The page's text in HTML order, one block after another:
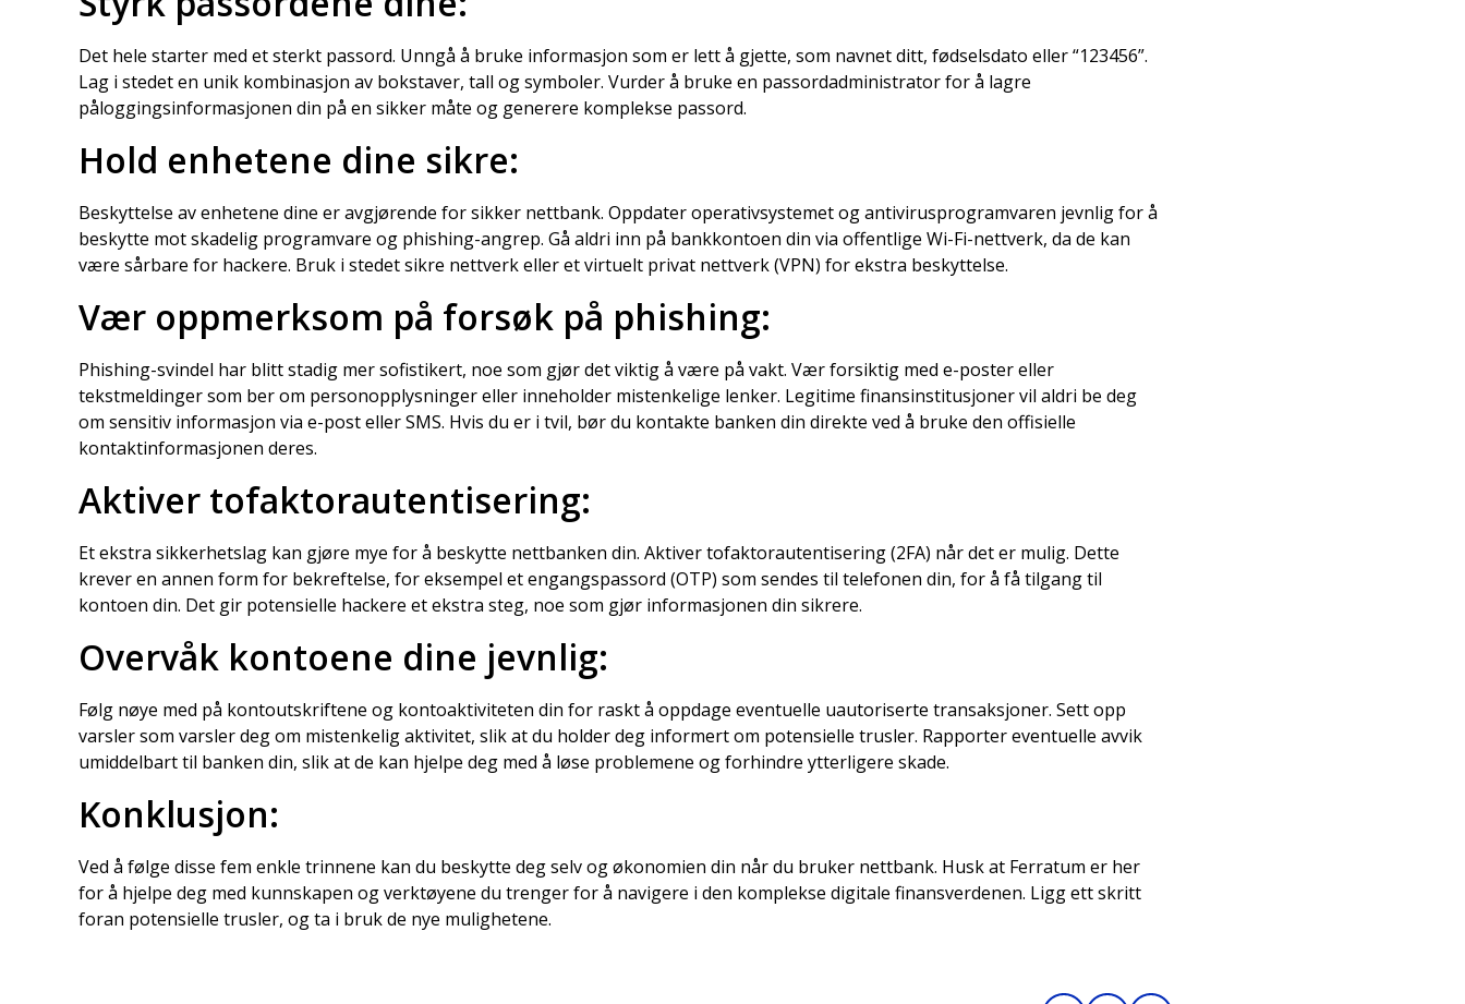
Det hele starter med et sterkt passord. Unngå å bruke informasjon som er lett å gjette, som navnet ditt, fødselsdato eller “123456”.
Lag i stedet en unik kombinasjon av bokstaver, tall og symboler. Vurder å bruke en passordadministrator for å lagre
påloggingsinformasjonen din på en sikker måte og generere komplekse passord.
Hold enhetene dine sikre:
Beskyttelse av enhetene dine er avgjørende for sikker nettbank. Oppdater operativsystemet og antivirusprogramvaren jevnlig for å
beskytte mot skadelig programvare og phishing-angrep. Gå aldri inn på bankkontoen din via offentlige Wi-Fi-nettverk, da de kan
være sårbare for hackere. Bruk i stedet sikre nettverk eller et virtuelt privat nettverk (VPN) for ekstra beskyttelse.
Vær oppmerksom på forsøk på phishing:
Phishing-svindel har blitt stadig mer sofistikert, noe som gjør det viktig å være på vakt. Vær forsiktig med e-poster eller
tekstmeldinger som ber om personopplysninger eller inneholder mistenkelige lenker. Legitime finansinstitusjoner vil aldri be deg
om sensitiv informasjon via e-post eller SMS. Hvis du er i tvil, bør du kontakte banken din direkte ved å bruke den offisielle
kontaktinformasjonen deres.
Aktiver tofaktorautentisering:
Et ekstra sikkerhetslag kan gjøre mye for å beskytte nettbanken din. Aktiver tofaktorautentisering (2FA) når det er mulig. Dette
krever en annen form for bekreftelse, for eksempel et engangspassord (OTP) som sendes til telefonen din, for å få tilgang til
kontoen din. Det gir potensielle hackere et ekstra steg, noe som gjør informasjonen din sikrere.
Overvåk kontoene dine jevnlig:
Følg nøye med på kontoutskriftene og kontoaktiviteten din for raskt å oppdage eventuelle uautoriserte transaksjoner. Sett opp
varsler som varsler deg om mistenkelig aktivitet, slik at du holder deg informert om potensielle trusler. Rapporter eventuelle avvik
umiddelbart til banken din, slik at de kan hjelpe deg med å løse problemene og forhindre ytterligere skade.
Konklusjon:
Ved å følge disse fem enkle trinnene kan du beskytte deg selv og økonomien din når du bruker nettbank. Husk at Ferratum er her
for å hjelpe deg med kunnskapen og verktøyene du trenger for å navigere i den komplekse digitale finansverdenen. Ligg ett skritt
foran potensielle trusler, og ta i bruk de nye mulighetene.